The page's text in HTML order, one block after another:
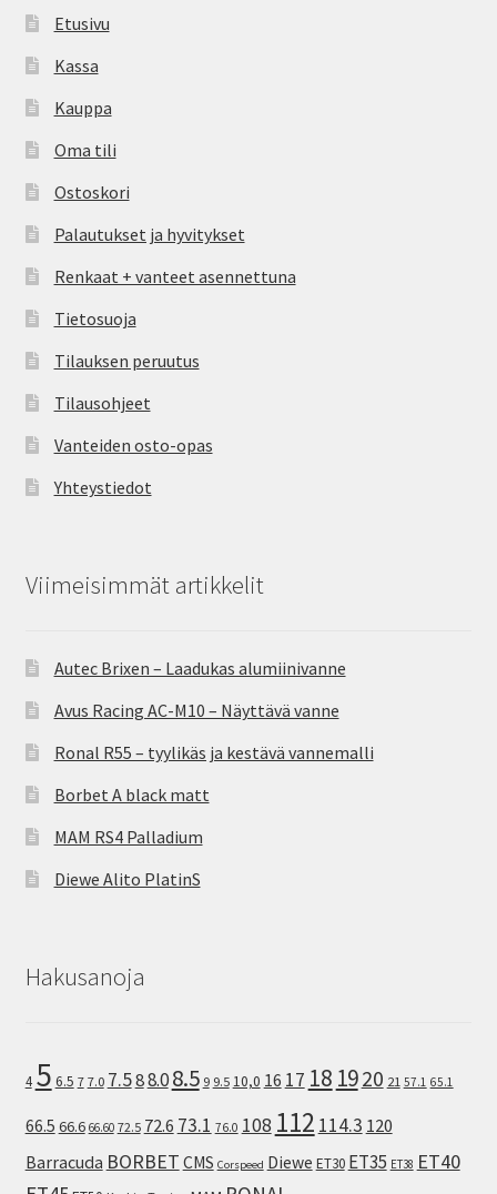
Etusivu
Kassa
Kauppa
Oma tili
Ostoskori
Palautukset ja hyvitykset
Renkaat + vanteet asennettuna
Tietosuoja
Tilauksen peruutus
Tilausohjeet
Vanteiden osto-opas
Yhteystiedot
Viimeisimmät artikkelit
Autec Brixen – Laadukas alumiinivanne
Avus Racing AC-M10 – Näyttävä vanne
Ronal R55 – tyylikäs ja kestävä vannemalli
Borbet A black matt
MAM RS4 Palladium
Diewe Alito PlatinS
Hakusanoja
4 5 6.5 7 7.0 7.588.08.5 9 9.5 10,0 16 17 18 1920 21 57.1 65.1
66.5 66.6 66.60 72.5 72.6 73.1 76.0 108 112 114.3 120
Barracuda BORBET CMS Corspeed Diewe ET30 ET35 ET38 ET40